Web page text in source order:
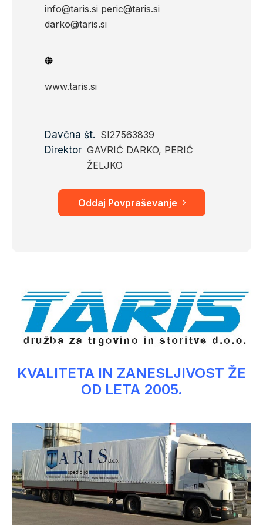
info@taris.si peric@taris.si
darko@taris.si
www.taris.si
Davčna št. SI27563839
Direktor GAVRIĆ DARKO, PERIĆ
ŽELJKO
Oddaj Povpraševanje
KVALITETA IN ZANESLJIVOST ŽE
OD LETA 2005.